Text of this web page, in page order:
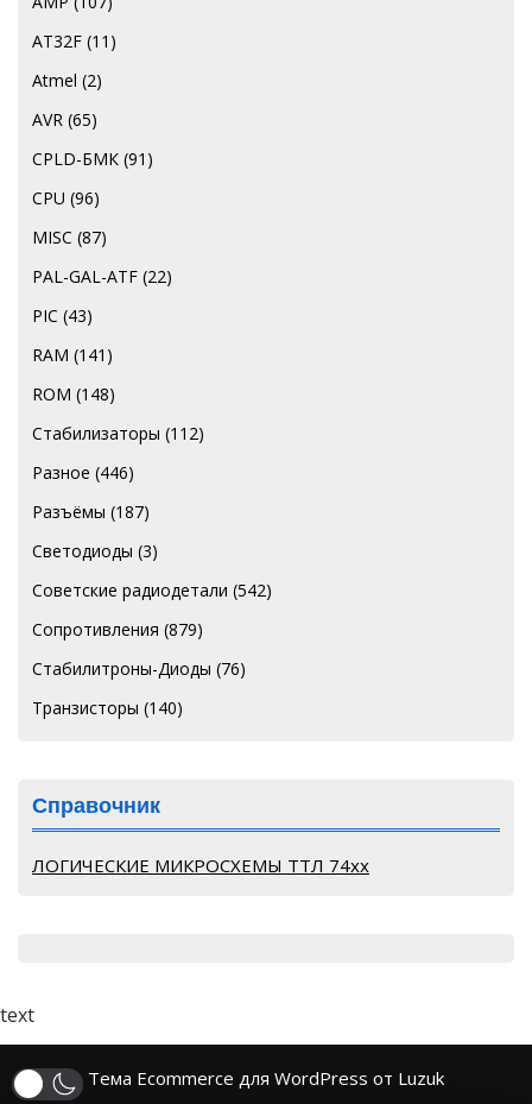
AT32F (11)
Atmel (2)
AVR (65)
CPLD-БМК (91)
CPU (96)
MISC (87)
PAL-GAL-ATF (22)
PIC (43)
RAM (141)
ROM (148)
Стабилизаторы (112)
Разное (446)
Разъёмы (187)
Светодиоды (3)
Советские радиодетали (542)
Сопротивления (879)
Стабилитроны-Диоды (76)
Транзисторы (140)
Справочник
ЛОГИЧЕСКИЕ МИКРОСХЕМЫ ТТЛ 74хх
text
Тема Ecommerce для WordPress от Luzuk